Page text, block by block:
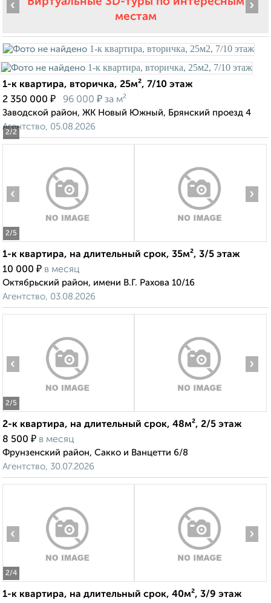
местам
2/2
‹ ›
1-к квартира, вторичка, 25м², 7/10 этаж
2 350 000 ₽ 96 000 ₽ за м²
Заводской район, ЖК Новый Южный, Брянский проезд 4
Агентство, 05.08.2026
2/5
‹ ›
1-к квартира, на длительный срок, 35м², 3/5 этаж
10 000 ₽ в месяц
Октябрьский район, имени В.Г. Рахова 10/16
Агентство, 03.08.2026
2/5
‹ ›
2-к квартира, на длительный срок, 48м², 2/5 этаж
8 500 ₽ в месяц
Фрунзенский район, Сакко и Ванцетти 6/8
Агентство, 30.07.2026
2/4
‹ ›
1-к квартира, на длительный срок, 40м², 3/9 этаж